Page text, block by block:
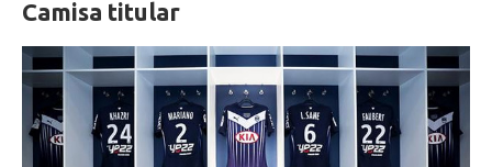
Camisa titular